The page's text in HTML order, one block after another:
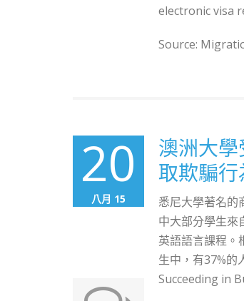
electronic visa
Source:
20
八月 15
澳洲大
取欺騙行
悉尼大學著名的
中大部分學生來
英語語言課程
生中，有37%的
Succeeding in